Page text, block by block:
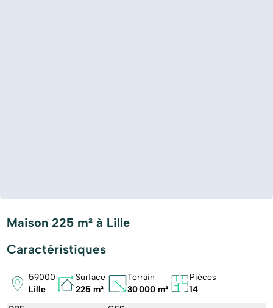
Maison 225 m² à Lille
Caractéristiques
59000
Lille
Surface
225 m²
Terrain
30 000 m²
Pièces
14